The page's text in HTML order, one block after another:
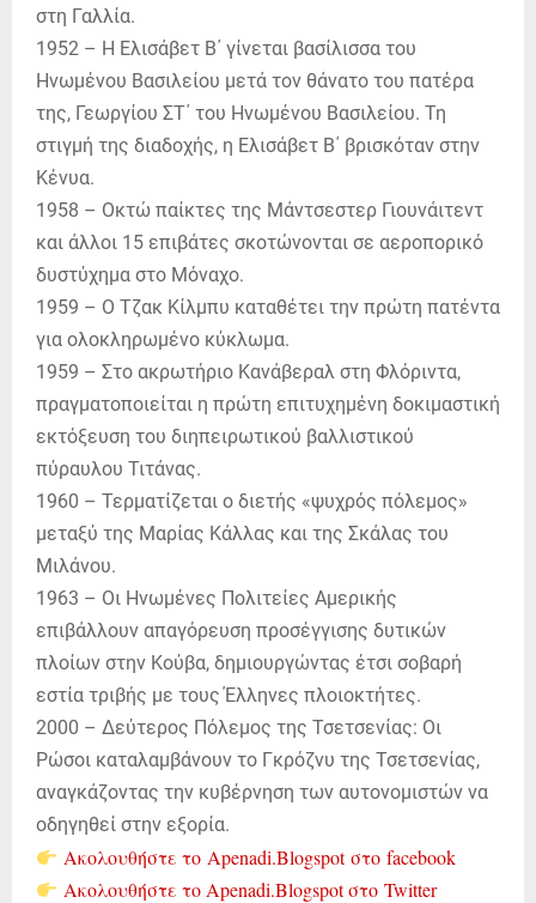
στη Γαλλία.
1952 – Η Ελισάβετ Β΄ γίνεται βασίλισσα του
Ηνωμένου Βασιλείου μετά τον θάνατο του πατέρα
της, Γεωργίου ΣΤ΄ του Ηνωμένου Βασιλείου. Τη
στιγμή της διαδοχής, η Ελισάβετ Β΄ βρισκόταν στην
Κένυα.
1958 – Οκτώ παίκτες της Μάντσεστερ Γιουνάιτεντ
και άλλοι 15 επιβάτες σκοτώνονται σε αεροπορικό
δυστύχημα στο Μόναχο.
1959 – Ο Τζακ Κίλμπυ καταθέτει την πρώτη πατέντα
για ολοκληρωμένο κύκλωμα.
1959 – Στο ακρωτήριο Κανάβεραλ στη Φλόριντα,
πραγματοποιείται η πρώτη επιτυχημένη δοκιμαστική
εκτόξευση του διηπειρωτικού βαλλιστικού
πύραυλου Τιτάνας.
1960 – Τερματίζεται ο διετής «ψυχρός πόλεμος»
μεταξύ της Μαρίας Κάλλας και της Σκάλας του
Μιλάνου.
1963 – Οι Ηνωμένες Πολιτείες Αμερικής
επιβάλλουν απαγόρευση προσέγγισης δυτικών
πλοίων στην Κούβα, δημιουργώντας έτσι σοβαρή
εστία τριβής με τους Έλληνες πλοιοκτήτες.
2000 – Δεύτερος Πόλεμος της Τσετσενίας: Οι
Ρώσοι καταλαμβάνουν το Γκρόζνυ της Τσετσενίας,
αναγκάζοντας την κυβέρνηση των αυτονομιστών να
οδηγηθεί στην εξορία.
Ακολουθήστε τοApenadi.Blogspot στο facebook
Ακολουθήστε το Apenadi.Blogspot στο Twitter